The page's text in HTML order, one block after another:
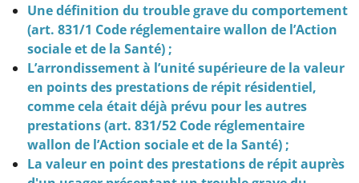
Une définition du trouble grave du comportement
(art. 831/1 Code réglementaire wallon de l’Action
sociale et de la Santé) ;
L’arrondissement à l’unité supérieure de la valeur
en points des prestations de répit résidentiel,
comme cela était déjà prévu pour les autres
prestations (art. 831/52 Code réglementaire
wallon de l’Action sociale et de la Santé) ;
La valeur en point des prestations de répit auprès